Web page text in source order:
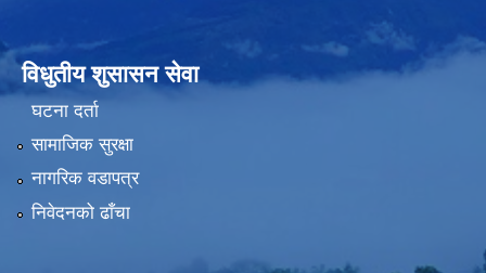
विधुतीय शुसासन सेवा
घटना दर्ता
सामाजिक सुरक्षा
नागरिक वडापत्र
निवेदनको ढाँचा